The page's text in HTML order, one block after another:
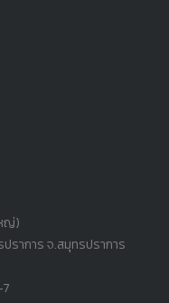
ญ่)
ราการ จ.สมุทรปราการ